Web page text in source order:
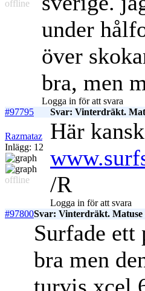
offline
under
över
bra, men
Logga in för att svara
#97795
Svar: Vinterdräkt.
Razmataz
Inlägg: 12
offline
Här
/R
Logga in för att svara
#97800Svar: Vinterdräkt. Matuse
Surfade ett
bra men